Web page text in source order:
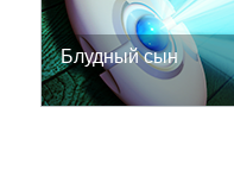
Блудный сын